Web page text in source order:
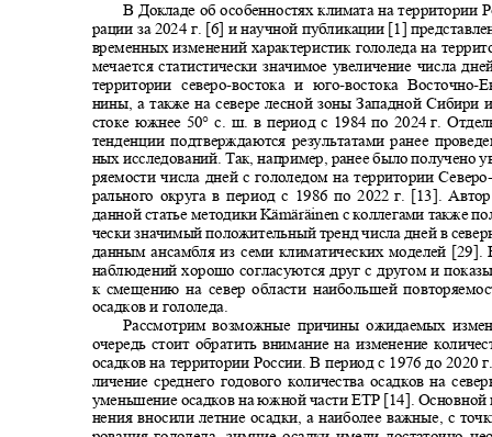
В Докладе об особенностях климата на
рации за 2024 г. [6] и научной публикации [1]
временных изменений характеристик гололеда на
мечается статистически значимое увеличение числа
территории северо-востока и юго-востока Восточно-
нины, а также на севере лесной зоны Западной
стоке южнее 50° с. ш. в период с 1984 по 2024г.
тенденции подтверждаются результатами ранее
ных исследований. Так, например, ранее было получено
ряемости числа дней с гололедом на территории Северо-
рального округа в период с 1986 по 2022 г. [13].
данной статье методикиKämäräinenс коллегами также
чески значимый положительный тренд числа дней в
данным ансамбля из семи климатических моделей
наблюдений хорошо согласуются друг с другом и
к смещению на север области наибольшей
осадков и гололеда.
Рассмотрим возможные причины ожидаемых
очередь стоит обратить внимание на изменение
осадков на территории России. В период с 1976 до 2020
личение среднего годового количества осадков на
уменьшение осадков на южной части ЕТР [14]. Основной
нения вносили летние осадки, а наиболее важные, с